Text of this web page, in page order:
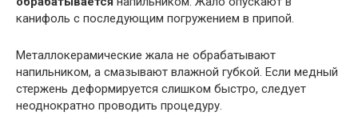
канифоль с последующим погружением в припой.
Металлокерамические жала не обрабатывают
напильником, а смазывают влажной губкой. Если медный
стержень деформируется слишком быстро, следует
неоднократно проводить процедуру.